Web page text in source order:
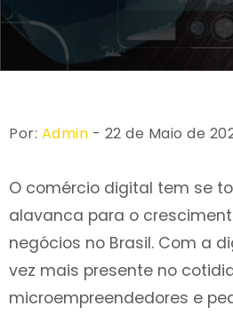
Por: Admin - 22 de Maio de
O comércio digital tem se
alavanca para o
negócios no Brasil. Com a
vez mais presente no
microempreendedores e